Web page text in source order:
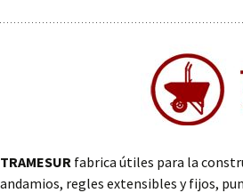
TRAMESUR fabrica útiles para la
andamios, regles extensibles y fijos,